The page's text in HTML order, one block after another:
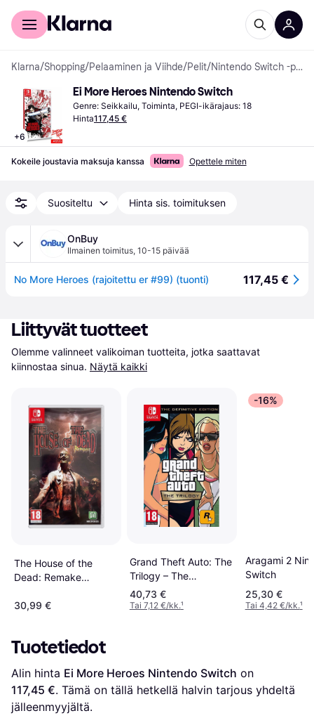
Kuluttajille
Klarna/Shopping/Pelaaminen ja Viihde/Pelit/ Nintendo Switch -pelit
+6
Ei More Heroes Nintendo Switch
Genre: Seikkailu, Toiminta, PEGI-ikärajaus: 18
Hinta117,45 €
Kokeile joustavia maksuja kanssa Opettele miten
Suositeltu Hinta sis. toimituksen
OnBuy
Ilmainen toimitus, 10-15 päivää
No More Heroes (rajoitettu er #99) (tuonti) 117,45 €
Liittyvät tuotteet
Olemme valinneet valikoiman tuotteita, jotka saattavat
kiinnostaa sinua. Näytä kaikki
The House of the
Dead: Remake
30,99 €
Grand Theft Auto: The
Trilogy – The
Definitive Edition
(Switch)
40,73 €
Tai 7,12 €/kk.¹
-16%
Aragami 2
Switch
25,30 €
Tai 4,42 €/kk.¹
Tuotetiedot
Alin hinta Ei More Heroes Nintendo Switch
117,45 €. Tämä on tällä hetkellä halvin tarjous yhdeltä
jälleenmyyjältä.